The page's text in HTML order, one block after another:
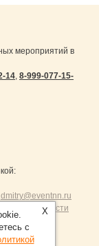
мероприятий в
14, 8-999-077-15-
dmitry@eventnn.ru
X
с